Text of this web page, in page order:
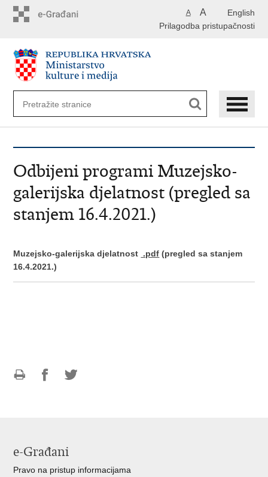
English
A A
Prilagodba pristupačnosti
Odbijeni programi Muzejsko-
galerijska djelatnost (pregled sa
stanjem 16.4.2021.)
Muzejsko-galerijska djelatnost .pdf (pregled sa stanjem
16.4.2021.)
e-Građani
Pravo na pristup informacijama